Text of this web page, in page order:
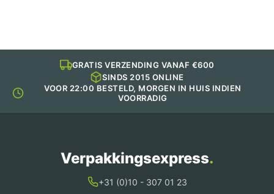
GRATIS VERZENDING VANAF €600
SINDS 2015 ONLINE
VOOR 22:00 BESTELD, MORGEN IN HUIS INDIEN
VOORRADIG
Verpakkingsexpress.
+31 (0)10 - 307 01 23